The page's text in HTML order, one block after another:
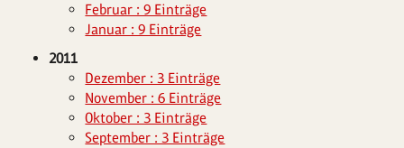
Februar : 9 Einträge
Januar : 9 Einträge
2011
Dezember : 3 Einträge
November : 6 Einträge
Oktober : 3 Einträge
September : 3 Einträge